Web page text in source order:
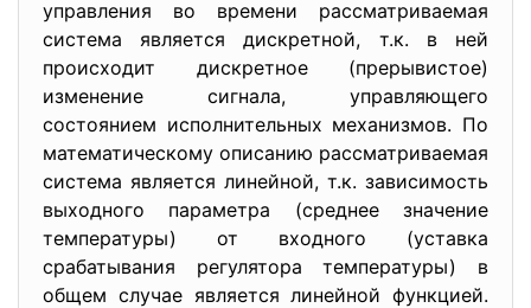
управления во времени рассматриваемая
система является дискретной, т.к. в ней
происходит дискретное (прерывистое)
изменение сигнала, управляющего
состоянием исполнительных механизмов. По
математическому описанию рассматриваемая
система является линейной, т.к. зависимость
выходного параметра (среднее значение
температуры) от входного (уставка
срабатывания регулятора температуры) в
общем случае является линейной функцией.